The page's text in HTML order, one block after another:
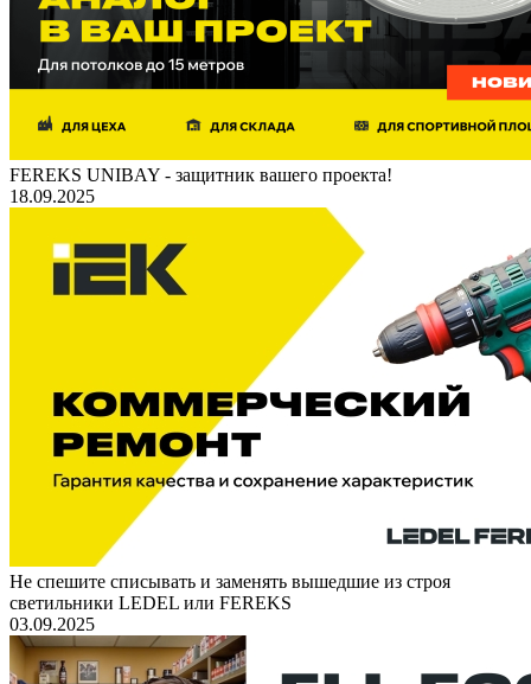
FEREKS UNIBAY - защитник вашего проекта!
18.09.2025
Не спешите списывать и заменять вышедшие из строя
светильники LEDEL или FEREKS
03.09.2025